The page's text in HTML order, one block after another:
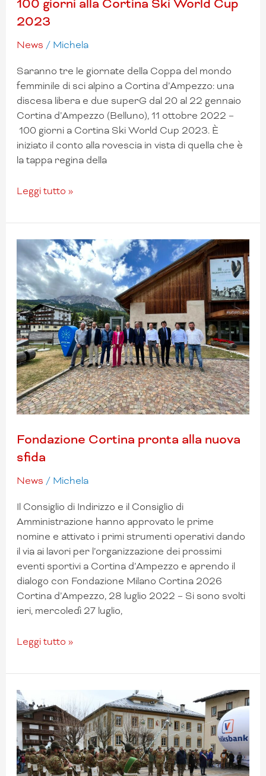
100 giorni alla Cortina Ski World Cup
2023
News / Michela
Saranno tre le giornate della Coppa del mondo
femminile di sci alpino a Cortina d’Ampezzo: una
discesa libera e due superG dal 20 al 22 gennaio
Cortina d’Ampezzo (Belluno), 11 ottobre 2022 –
100 giorni a Cortina Ski World Cup 2023. È
iniziato il conto alla rovescia in vista di quella che è
la tappa regina della
Leggi tutto »
Fondazione Cortina pronta alla nuova
sfida
News / Michela
Il Consiglio di Indirizzo e il Consiglio di
Amministrazione hanno approvato le prime
nomine e attivato i primi strumenti operativi dando
il via ai lavori per l’organizzazione dei prossimi
eventi sportivi a Cortina d’Ampezzo e aprendo il
dialogo con Fondazione Milano Cortina 2026
Cortina d’Ampezzo, 28 luglio 2022 – Si sono svolti
ieri, mercoledì 27 luglio,
Fondazione
Cortina
pronta
alla
nuova
sfida
Leggi tutto »
Daniel
Antonioli
firma
la
prima
edizione